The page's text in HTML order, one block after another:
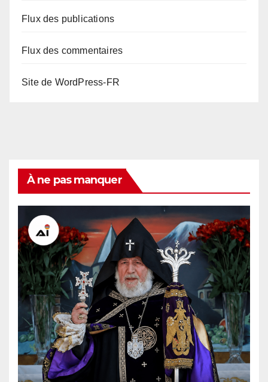
Flux des publications
Flux des commentaires
Site de WordPress-FR
À ne pas manquer